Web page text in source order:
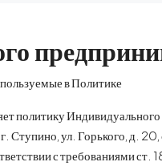
в Политике
политику
Ступино, ул. Горького, д.
с требованиями